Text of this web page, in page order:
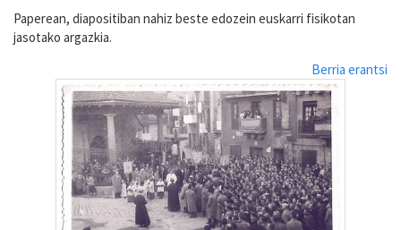
Paperean, diapositiban nahiz beste edozein euskarri fisikotan
jasotako argazkia.
Berria erantsi